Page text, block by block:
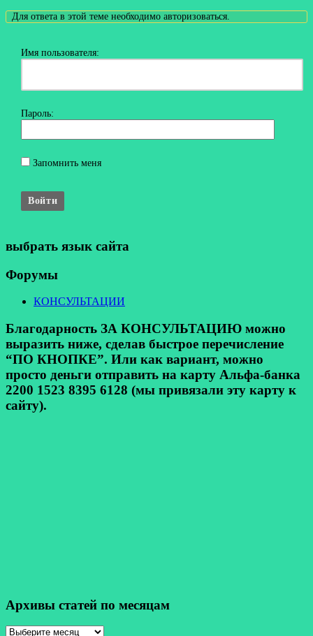
Для ответа в этой теме необходимо авторизоваться.
Имя пользователя:
Пароль:
Запомнить меня
Войти
выбрать язык сайта
Форумы
КОНСУЛЬТАЦИИ
Благодарность ЗА КОНСУЛЬТАЦИЮ можно
выразить ниже, сделав быстрое перечисление
“ПО КНОПКЕ”. Или как вариант, можно
просто деньги отправить на карту Альфа-банка
2200 1523 8395 6128 (мы привязали эту карту к
сайту).
Архивы статей по месяцам
Архивы